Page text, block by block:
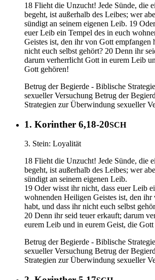
18 Flieht die Unzucht! Jede Sünde, die
begeht, ist außerhalb des Leibes; wer
sündigt an seinem eigenen Leib. 19
euer Leib ein Tempel des in euch
Geistes ist, den ihr von Gott empfangen
nicht euch selbst gehört? 20 Denn ihr
darum verherrlicht Gott in eurem Leib
Gott gehören!
Betrug der Begierde - Biblische
sexueller Versuchung Betrug der
Strategien zur Überwindung sexueller
1. Korinther 6,18-20SCH
3. Stein: Loyalität
18 Flieht die Unzucht! Jede Sünde, die
begeht, ist außerhalb des Leibes; wer
sündigt an seinem eigenen Leib.
19 Oder wisst ihr nicht, dass euer Leib
wohnenden Heiligen Geistes ist, den ihr
habt, und dass ihr nicht euch selbst
20 Denn ihr seid teuer erkauft; darum
eurem Leib und in eurem Geist, die Gott
Betrug der Begierde - Biblische
sexueller Versuchung Betrug der
Strategien zur Überwindung sexueller